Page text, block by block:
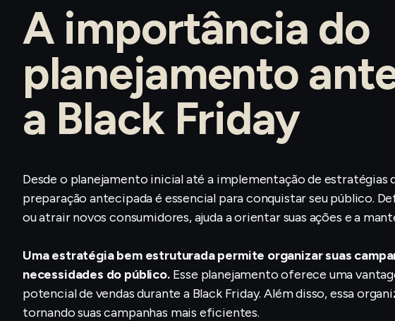
A importância do
planejamento
a Black Friday
Desde o planejamento inicial até a implementação de estratégias
preparação antecipada é essencial para conquistar seu público.
ou atrair novos consumidores, ajuda a orientar suas ações e a
Uma estratégia bem estruturada permite organizar suas
necessidades do público. Esse planejamento oferece uma
potencial de vendas durante a Black Friday. Além disso, essa
tornando suas campanhas mais eficientes.